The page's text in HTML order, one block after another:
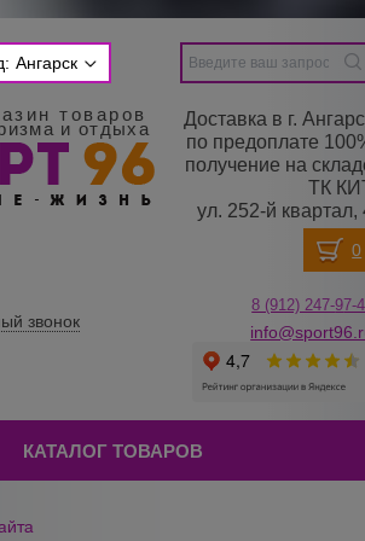
Ангарск
товаров
и отдыха
Доставка в г.
по предоплате
получение на
ТК
ул. 252-й квартал,
звонок
8 (912) 247-97-
КАТАЛОГ ТОВАРОВ